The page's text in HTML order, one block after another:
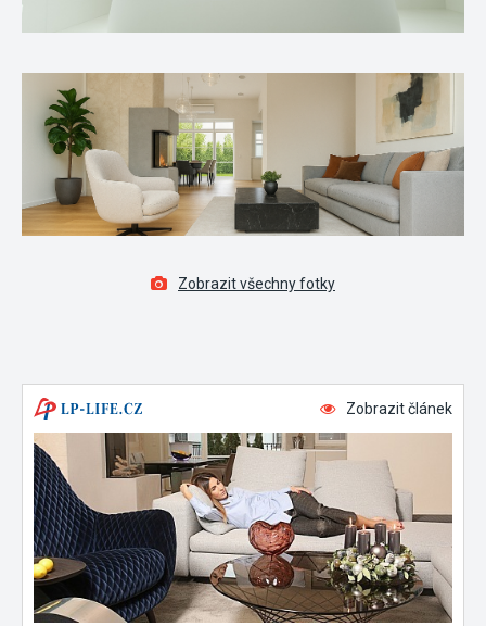
Zobrazit všechny fotky
Zobrazit článek